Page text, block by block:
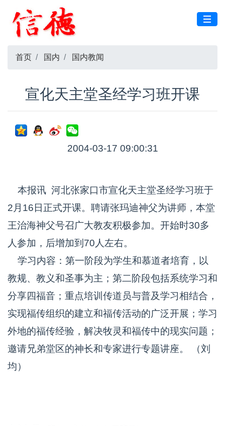
首页 国内 国内教闻
宣化天主堂圣经学习班开课
2004-03-17 09:00:31
本报讯 河北张家口市宣化天主堂圣经学习班于
2月16日正式开课。聘请张玛迪神父为讲师，本堂
王治海神父号召广大教友积极参加。开始时30多
人参加，后增加到70人左右。
学习内容：第一阶段为学生和慕道者培育，以
教规、教义和圣事为主；第二阶段包括系统学习和
分享四福音；重点培训传道员与普及学习相结合，
实现福传组织的建立和福传活动的广泛开展；学习
外地的福传经验，解决牧灵和福传中的现实问题；
邀请兄弟堂区的神长和专家进行专题讲座。 （刘
均）